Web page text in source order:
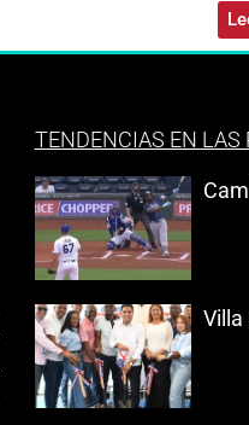
TENDENCIAS EN LAS
Villa